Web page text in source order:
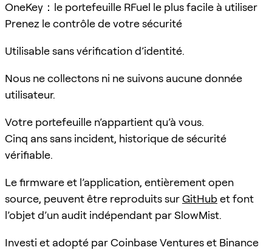
OneKey：le portefeuille RFuel le plus facile à utiliser
Prenez le contrôle de votre sécurité
Utilisable sans vérification d’identité.
Nous ne collectons ni ne suivons aucune donnée
utilisateur.
Votre portefeuille n’appartient qu’à vous.
Cinq ans sans incident, historique de sécurité
vérifiable.
Le firmware et l’application, entièrement open
source, peuvent être reproduits surGitHubet font
l’objet d’un audit indépendant par SlowMist.
Investi et adopté par Coinbase Ventures et Binance